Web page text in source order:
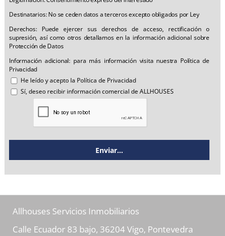
Destinatarios: No se ceden datos a terceros excepto obligados por Ley
Derechos: Puede ejercer sus derechos de acceso, rectificación o
supresión, así como otros detallamos en la información adicional sobre
Protección de Datos
Información adicional: para más información visita nuestra Política de
Privacidad
He leído y acepto la Política de Privacidad
Sí, deseo recibir información comercial de ALLHOUSES
Allhouses Servicios Inmobiliarios
Calle Ecuador 83 bajo, 36204 Vigo, Pontevedra